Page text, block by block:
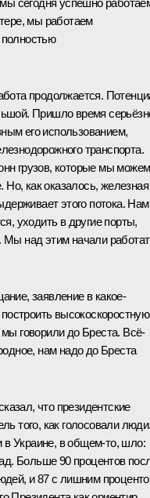
сегодня успешно
мы работаем
продолжается.
Пришло время
его использованием,
транспорта.
грузов, которые мы можем
Но, как оказалось, железная
этого потока. Нам
уходить в другие порты,
Мы над этим начали
заявление в какое-
высокоскоростную
говорили до Бреста. Всё-
нам надо до Бреста
что президентские
того, как голосовали
в Украине, в общем-то, шло:
Больше 90 процентов
и 87 с лишним